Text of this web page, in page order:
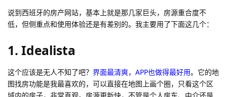
说到西班牙的房产网站，基本上就是那几家巨头，房源重合度不
低，但侧重点和使用体验还是有差别的。我主要用了下面这几个：
1. Idealista
这个应该是无人不知了吧？ 界面最清爽，APP也做得最好用。它的地
图找房功能是我最喜欢的，可以直接在地图上画个圈，只看这个区